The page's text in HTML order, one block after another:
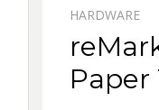
HARDWARE
Paper